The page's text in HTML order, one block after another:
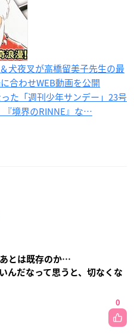
犬夜叉が高橋留美子先生の最
合わせWEB動画を公開
た「週刊少年サンデー」23号
『境界のRINNE』な…
とは既存のか…
んだなって思うと、切なくな
0